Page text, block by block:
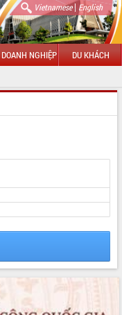
Vietnamese| English
DOANH NGHIỆP DU KHÁCH